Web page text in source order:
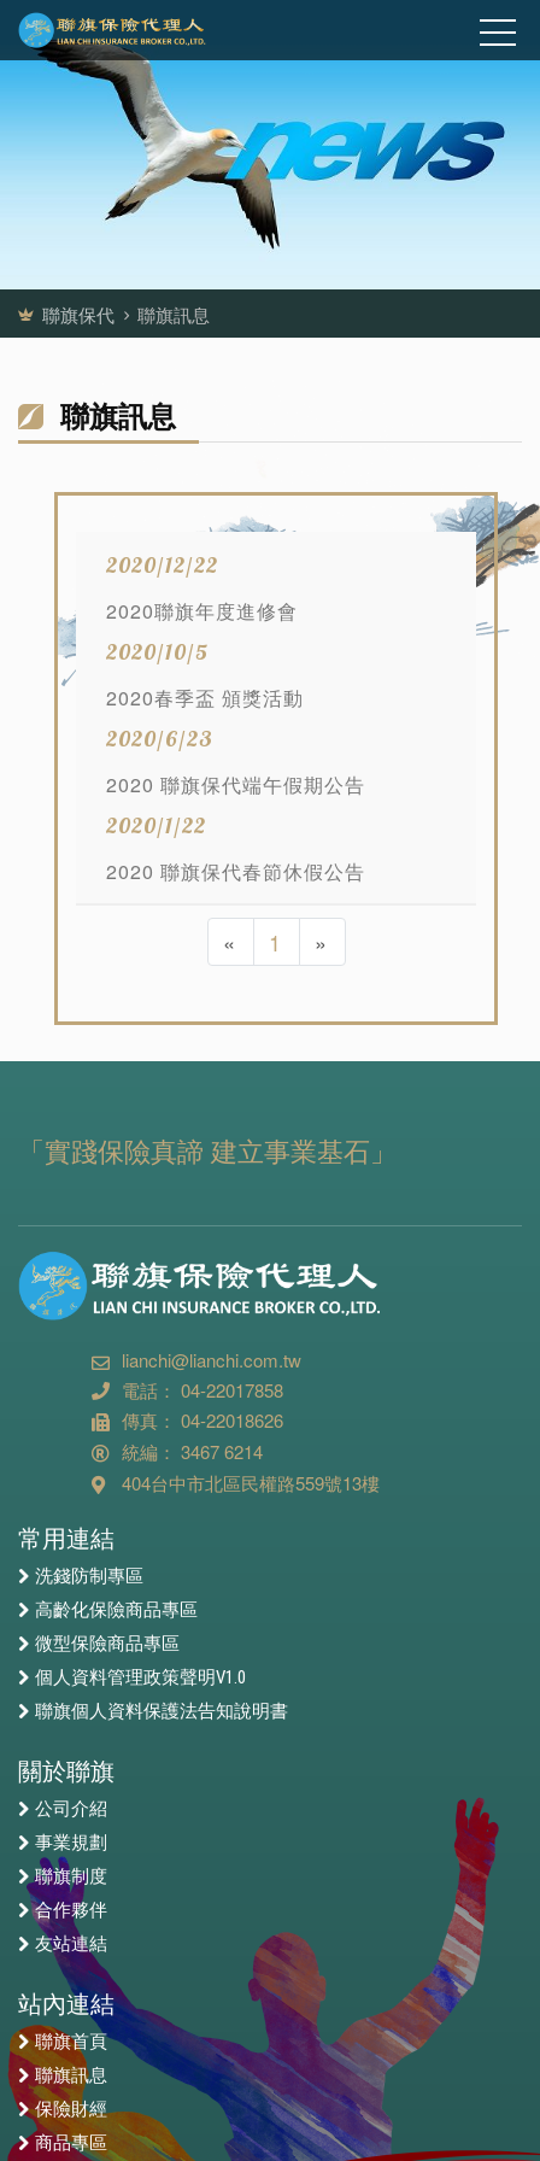
聯旗保代 聯旗訊息
聯旗訊息
2020/12/22
2020聯旗年度進修會
2020/10/5
2020春季盃 頒獎活動
2020/6/23
2020 聯旗保代端午假期公告
2020/1/22
2020 聯旗保代春節休假公告
« 1 »
「實踐保險真諦 建立事業基石」
lianchi@lianchi.com.tw
電話： 04-22017858
傳真： 04-22018626
統編： 3467 6214
404台中市北區民權路559號13樓
常用連結
洗錢防制專區
高齡化保險商品專區
微型保險商品專區
個人資料管理政策聲明V1.0
聯旗個人資料保護法告知說明書
關於聯旗
公司介紹
事業規劃
聯旗制度
合作夥伴
友站連結
站內連結
聯旗首頁
聯旗訊息
保險財經
商品專區